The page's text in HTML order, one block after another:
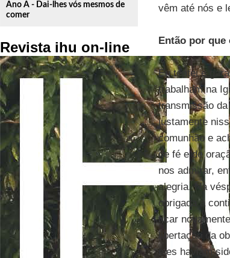
Ano A - Dai-lhes vós mesmos de
comer
Revista ihu on-line
vêm até nós e
Então por que
Eu tentei e
trabalham na
transmissão
justamente
comunhão e
de fé e de
nos admirar,
alegria. Na
obrigada a
ficar
libertação da
eles haviam